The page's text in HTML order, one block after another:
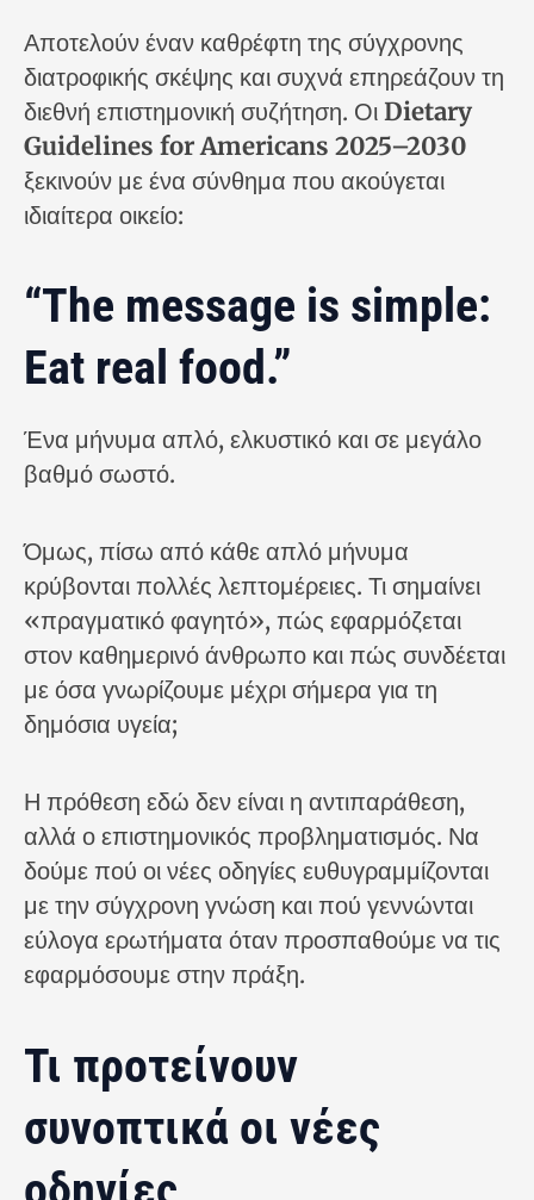
Αποτελούν έναν καθρέφτη της σύγχρονης
διατροφικής σκέψης και συχνά επηρεάζουν τη
διεθνή επιστημονική συζήτηση. ΟιDietary
Guidelines for Americans 2025–2030
ξεκινούν με ένα σύνθημα που ακούγεται
ιδιαίτερα οικείο:
“The message is simple:
Eat real food.”
Ένα μήνυμα απλό, ελκυστικό και σε μεγάλο
βαθμό σωστό.
Όμως, πίσω από κάθε απλό μήνυμα
κρύβονται πολλές λεπτομέρειες. Τι σημαίνει
«πραγματικό φαγητό», πώς εφαρμόζεται
στον καθημερινό άνθρωπο και πώς συνδέεται
με όσα γνωρίζουμε μέχρι σήμερα για τη
δημόσια υγεία;
Η πρόθεση εδώ δεν είναι η αντιπαράθεση,
αλλά ο επιστημονικός προβληματισμός. Να
δούμε πού οι νέες οδηγίες ευθυγραμμίζονται
με την σύγχρονη γνώση και πού γεννώνται
εύλογα ερωτήματα όταν προσπαθούμε να τις
εφαρμόσουμε στην πράξη.
Τι προτείνουν
συνοπτικά οι νέες